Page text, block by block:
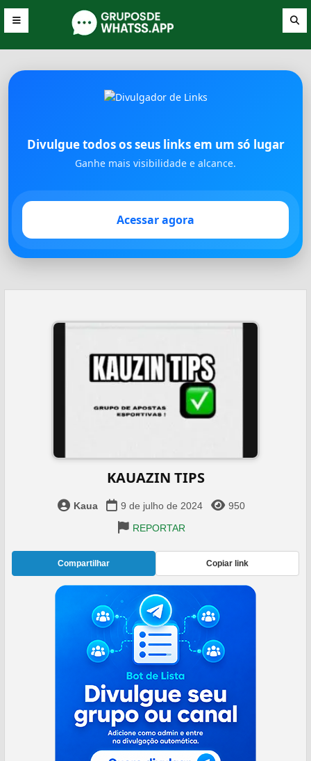
Divulgue todos os seus links em um só lugar
Ganhe mais visibilidade e alcance.
Acessar agora
KAUAZIN TIPS
Kaua 9 de julho de 2024
950
REPORTAR
Compartilhar Copiar link